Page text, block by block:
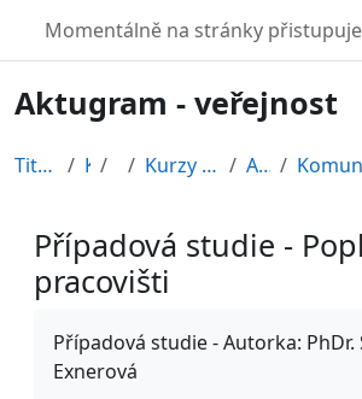
TURBO
Momentálně na stránky
Aktugram - veřejnost
Titulní stránka Kurzy CDV Kurzy připravené v rámci ESF AKTUGRAM
Případová studie -
pracovišti
Případová studie - Autorka: PhDr.
Exnerová